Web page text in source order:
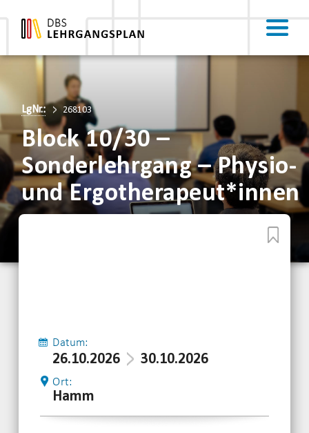
LgNr.: 268103
Block 10/30 –
Sonderlehrgang – Physio-
und Ergotherapeut*innen
Datum:
26.10.2026 30.10.2026
Ort:
Hamm